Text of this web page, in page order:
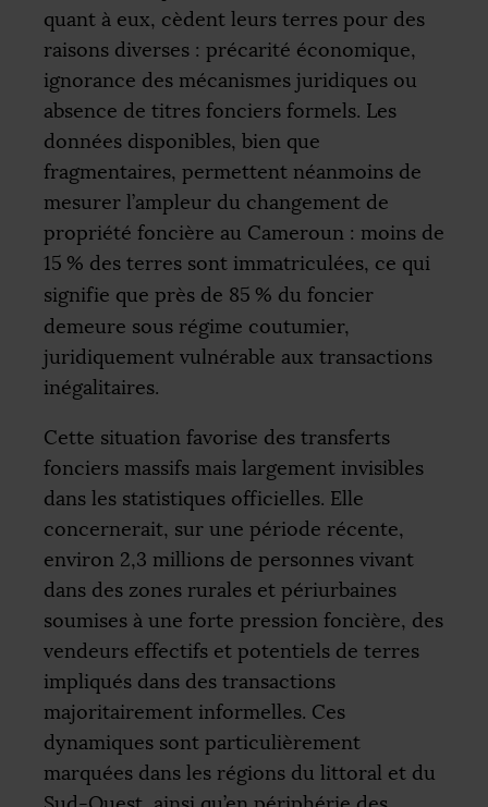
quant à eux, cèdent leurs terres pour des
raisons diverses : précarité économique,
ignorance des mécanismes juridiques ou
absence de titres fonciers formels. Les
données disponibles, bien que
fragmentaires, permettent néanmoins de
mesurer l’ampleur du changement de
propriété foncière au Cameroun : moins de
15 % des terres sont immatriculées, ce qui
signifie que près de 85 % du foncier
demeure sous régime coutumier,
juridiquement vulnérable aux transactions
inégalitaires.
Cette situation favorise des transferts
fonciers massifs mais largement invisibles
dans les statistiques officielles. Elle
concernerait, sur une période récente,
environ 2,3 millions de personnes vivant
dans des zones rurales et périurbaines
soumises à une forte pression foncière, des
vendeurs effectifs et potentiels de terres
impliqués dans des transactions
majoritairement informelles. Ces
dynamiques sont particulièrement
marquées dans les régions du littoral et du